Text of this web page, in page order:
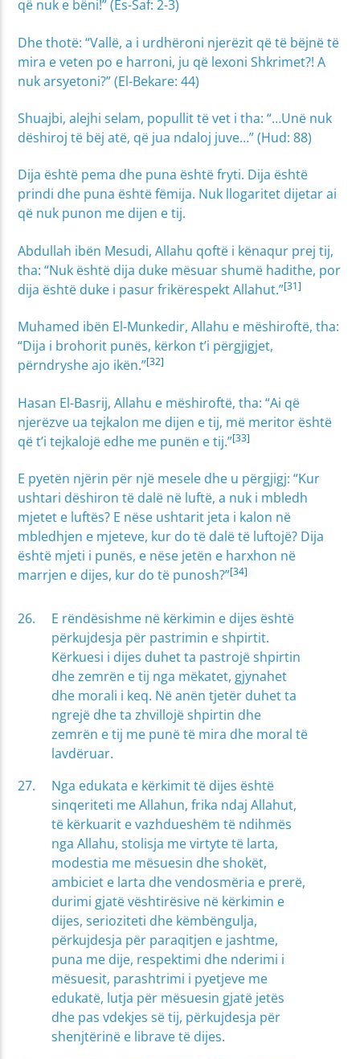
që nuk e bëni!” (Es-Saf: 2-3)
Dhe thotë: “Vallë, a i urdhëroni njerëzit që të bëjnë të
mira e veten po e harroni, ju që lexoni Shkrimet?! A
nuk arsyetoni?” (El-Bekare: 44)
Shuajbi, alejhi selam, popullit të vet i tha: “…Unë nuk
dëshiroj të bëj atë, që jua ndaloj juve…” (Hud: 88)
Dija është pema dhe puna është fryti. Dija është
prindi dhe puna është fëmija. Nuk llogaritet dijetar ai
që nuk punon me dijen e tij.
Abdullah ibën Mesudi, Allahu qoftë i kënaqur prej tij,
tha: “Nuk është dija duke mësuar shumë hadithe, por
dija është duke i pasur frikërespekt Allahut.”[31]
Muhamed ibën El-Munkedir, Allahu e mëshiroftë, tha:
“Dija i brohorit punës, kërkon t’i përgjigjet,
përndryshe ajo ikën.”[32]
Hasan El-Basrij, Allahu e mëshiroftë, tha: “Ai që
njerëzve ua tejkalon me dijen e tij, më meritor është
që t’i tejkalojë edhe me punën e tij.”[33]
E pyetën njërin për një mesele dhe u përgjigj: “Kur
ushtari dëshiron të dalë në luftë, a nuk i mbledh
mjetet e luftës? E nëse ushtarit jeta i kalon në
mbledhjen e mjeteve, kur do të dalë të luftojë? Dija
është mjeti i punës, e nëse jetën e harxhon në
marrjen e dijes, kur do të punosh?”[34]
E rëndësishme në kërkimin e dijes është
përkujdesja për pastrimin e shpirtit.
Kërkuesi i dijes duhet ta pastrojë shpirtin
dhe zemrën e tij nga mëkatet, gjynahet
dhe morali i keq. Në anën tjetër duhet ta
ngrejë dhe ta zhvillojë shpirtin dhe
zemrën e tij me punë të mira dhe moral të
lavdëruar.
Nga edukata e kërkimit të dijes është
sinqeriteti me Allahun, frika ndaj Allahut,
të kërkuarit e vazhdueshëm të ndihmës
nga Allahu, stolisja me virtyte të larta,
modestia me mësuesin dhe shokët,
ambiciet e larta dhe vendosmëria e prerë,
durimi gjatë vështirësive në kërkimin e
dijes, serioziteti dhe këmbëngulja,
përkujdesja për paraqitjen e jashtme,
puna me dije, respektimi dhe nderimi i
mësuesit, parashtrimi i pyetjeve me
edukatë, lutja për mësuesin gjatë jetës
dhe pas vdekjes së tij, përkujdesja për
shenjtërinë e librave të dijes.